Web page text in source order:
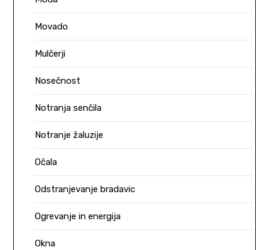
Movado
Mulčerji
Nosečnost
Notranja senčila
Notranje žaluzije
Očala
Odstranjevanje bradavic
Ogrevanje in energija
Okna